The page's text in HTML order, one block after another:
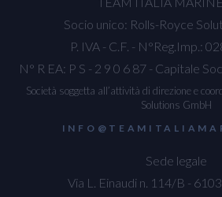
Socio unico: Rolls-Royce
P. IVA - C.F. - N°Reg.Imp.:
N° R EA: P S - 2 9 0 6 87 - Capitale
Società soggetta all’attività di direzione e
Solutions GmbH
Sede legale
Via L. Einaudi n. 114/B -